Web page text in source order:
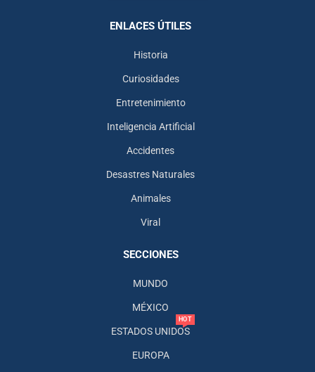
ENLACES ÚTILES
Historia
Curiosidades
Entretenimiento
Inteligencia Artificial
Accidentes
Desastres Naturales
Animales
Viral
SECCIONES
MUNDO
MÉXICO
ESTADOS UNIDOS
HOT
EUROPA